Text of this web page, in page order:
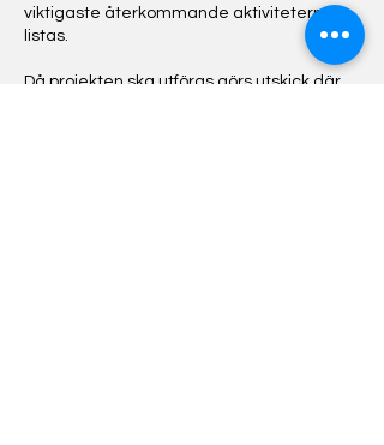
viktigaste återkommande aktiviteterna
listas.
Då projekten ska utföras görs utskick där